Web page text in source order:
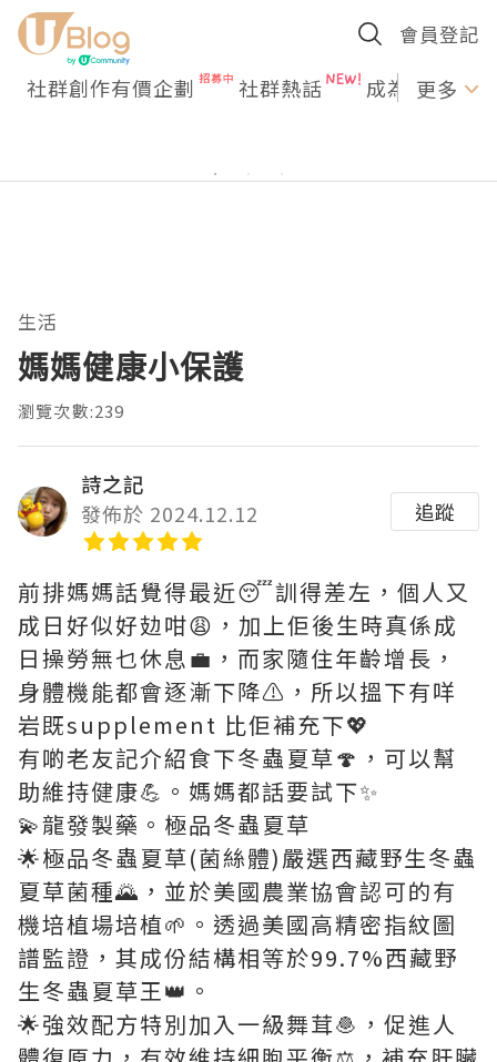
會員登記
社群創作有價企劃 社群熱話 成為U更多
生活
媽媽健康小保護
瀏覽次數:239
詩之記
發佈於 2024.12.12
追蹤
前排媽媽話覺得最近😴訓得差左，個人又
成日好似好攰咁😩，加上佢後生時真係成
日操勞無乜休息💼，而家隨住年齡增長，
身體機能都會逐漸下降⚠️，所以搵下有咩
岩既supplement 比佢補充下💖
有啲老友記介紹食下冬蟲夏草🍄，可以幫
助維持健康💪。媽媽都話要試下✨
💫龍發製藥。極品冬蟲夏草
🌟極品冬蟲夏草(菌絲體)嚴選西藏野生冬蟲
夏草菌種🌄，並於美國農業協會認可的有
機培植場培植🌱。透過美國高精密指紋圖
譜監證，其成份結構相等於99.7%西藏野
生冬蟲夏草王👑。
🌟強效配方特別加入一級舞茸🧆，促進人